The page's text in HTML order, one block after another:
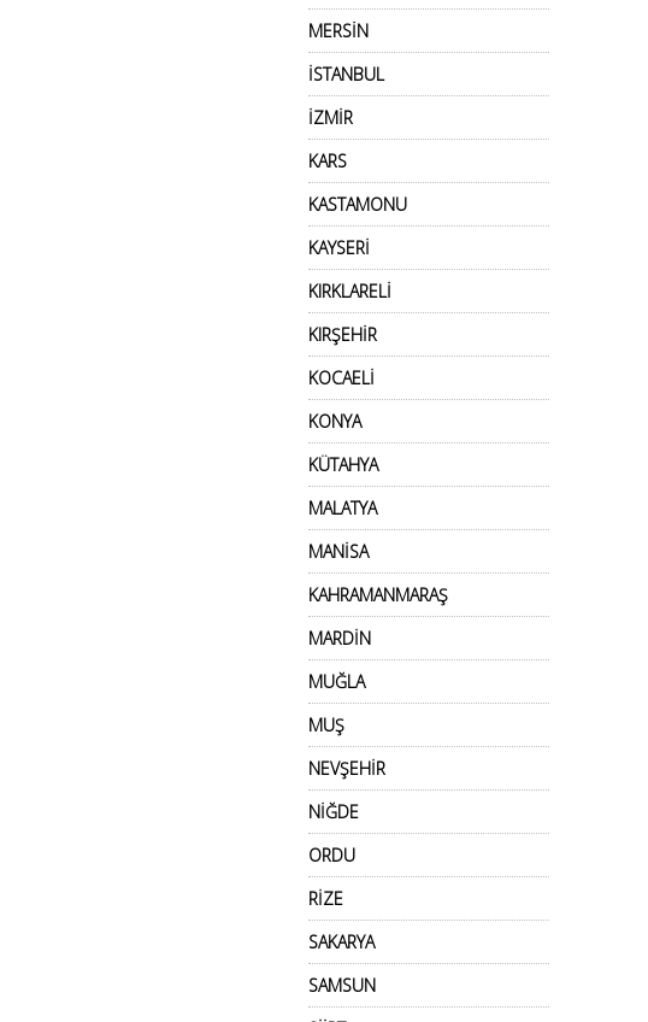
MERSİN
İSTANBUL
İZMİR
KARS
KASTAMONU
KAYSERİ
KIRKLARELİ
KIRŞEHİR
KOCAELİ
KONYA
KÜTAHYA
MALATYA
MANİSA
KAHRAMANMARAŞ
MARDİN
MUĞLA
MUŞ
NEVŞEHİR
NİĞDE
ORDU
RİZE
SAKARYA
SAMSUN